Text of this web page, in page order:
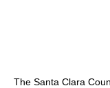
RESOURCES
The Santa Clara